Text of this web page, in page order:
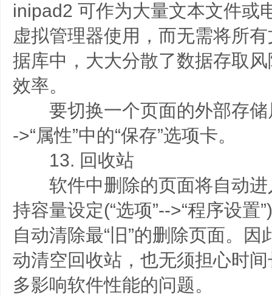
inipad2 可作为大量文本文件或
虚拟管理器使用，而无需将所
据库中，大大分散了数据存取
效率。
要切换一个页面的外部存储
->“属性”中的“保存”选项卡。
13. 回收站
软件中删除的页面将自动进
持容量设定(“选项”-->“程序设置
自动清除最“旧”的删除页面。
动清空回收站，也无须担心时
多影响软件性能的问题。